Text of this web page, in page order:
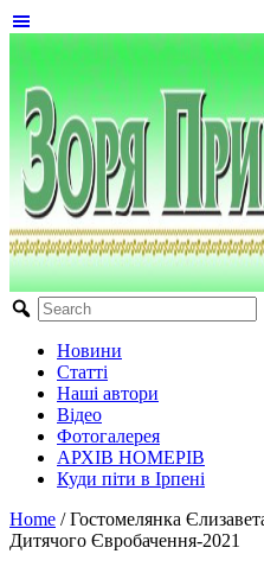
Новини
Статті
Наші автори
Відео
Фотогалерея
АРХІВ НОМЕРІВ
Куди піти в Ірпені
Home / Гостомелянка
Дитячого Євробачення-2021